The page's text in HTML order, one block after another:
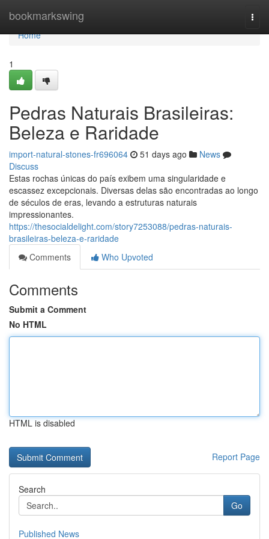
bookmarkswing
Home
Home
1
Pedras Naturais Brasileiras:
Beleza e Raridade
import-natural-stones-fr696064 51 days ago
News
Discuss
Estas rochas únicas do país exibem uma singularidade e
escassez excepcionais. Diversas delas são encontradas ao longo
de séculos de eras, levando a estruturas naturais
impressionantes.
https://thesocialdelight.com/story7253088/pedras-naturais-
brasileiras-beleza-e-raridade
Comments
Who Upvoted
Comments
Submit a Comment
No HTML
HTML is disabled
Report Page
Search
Go
Published News